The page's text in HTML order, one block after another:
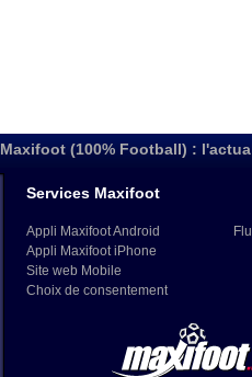
Maxifoot (100% Football) :
Services Maxifoot
Appli Maxifoot Android
Appli Maxifoot iPhone
Site web Mobile
Choix de consentement